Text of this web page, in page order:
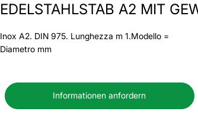
EDELSTAHLSTAB A2 MIT
Inox A2. DIN 975. Lunghezza m 1.Modello =
Diametro mm
Informationen anfordern